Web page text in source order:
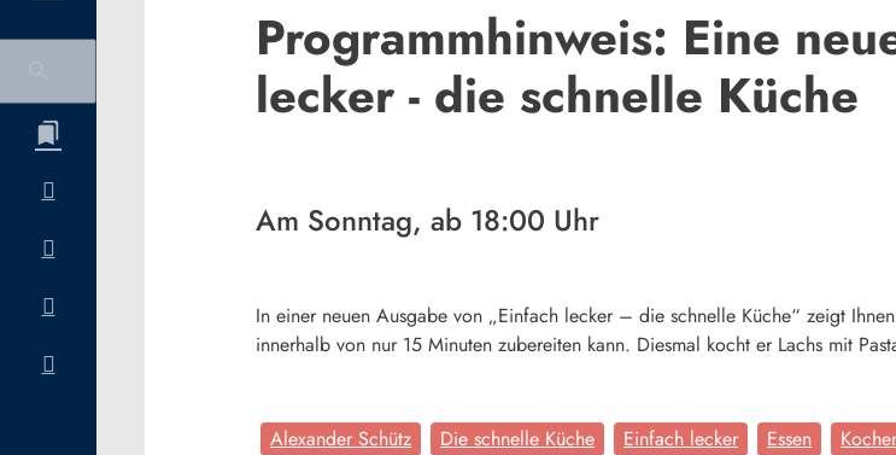
Programmhinweis: Eine
lecker - die schnelle Küche
Am Sonntag, ab 18:00 Uhr
In einer neuen Ausgabe von „Einfach lecker – die schnelle Küche“ zeigt
innerhalb von nur 15 Minuten zubereiten kann. Diesmal kocht er Lachs mit
Alexander Schütz Die schnelle Küche Einfach lecker Essen